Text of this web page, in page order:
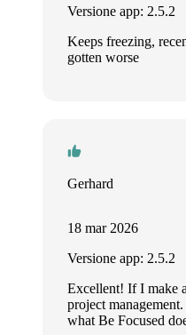
Versione app: 2.5.2
Keeps freezing,
gotten worse
Gerhard
18 mar 2026
Versione app: 2.5.2
Excellent! If I make
project
what Be Focused